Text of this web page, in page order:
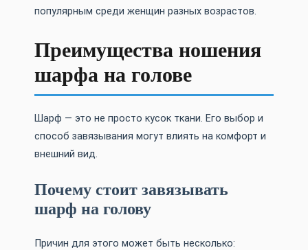
популярным среди женщин разных возрастов.
Преимущества ношения
шарфа на голове
Шарф — это не просто кусок ткани. Его выбор и
способ завязывания могут влиять на комфорт и
внешний вид.
Почему стоит завязывать
шарф на голову
Причин для этого может быть несколько: